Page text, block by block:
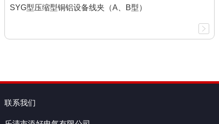
SYG型压缩型铜铝设备线夹（A、B型）
联系我们